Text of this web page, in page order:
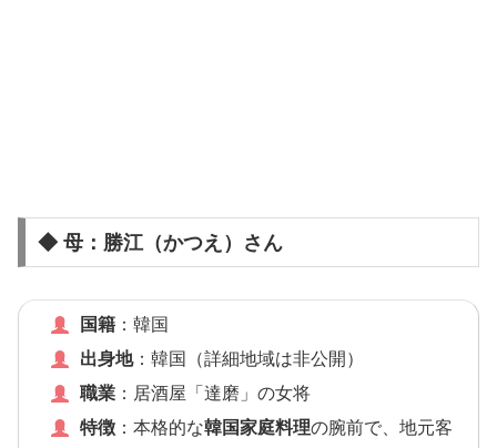
◆ 母：勝江（かつえ）さん
国籍：韓国
出身地：韓国（詳細地域は非公開）
職業：居酒屋「達磨」の女将
特徴：本格的な韓国家庭料理の腕前で、地元客